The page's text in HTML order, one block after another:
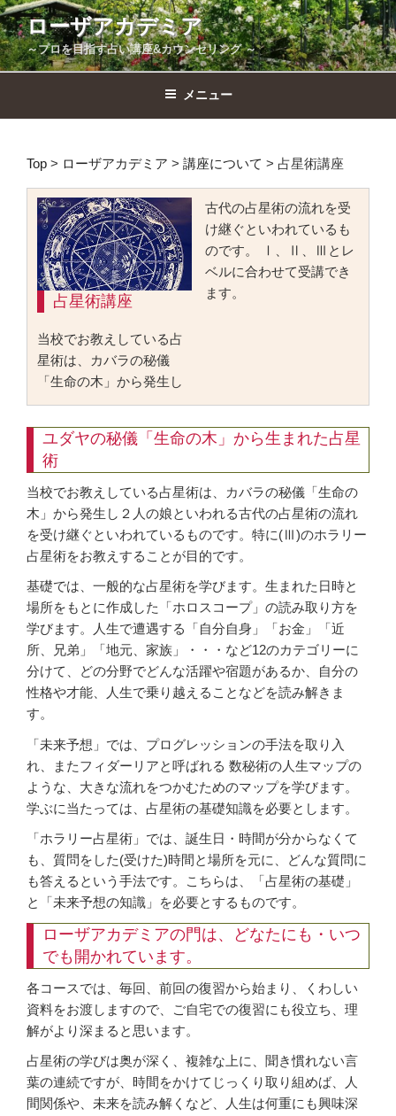
コ
ン
テ
ン
へ
ローザアカデミア
～プロを目指す占い講座&カウンセリング ～
メニュー
Top > ローザアカデミア > 講座について > 占星術講座
占星術講座
当校でお教えしている占
星術は、カバラの秘儀
「生命の木」から発生し
古代の占星術の流れを受
け継ぐといわれているも
のです。 Ⅰ、Ⅱ、Ⅲとレ
ベルに合わせて受講でき
ます。
ユダヤの秘儀「生命の木」から生まれた占星
術
当校でお教えしている占星術は、カバラの秘儀「生命の
木」から発生し２人の娘といわれる古代の占星術の流れ
を受け継ぐといわれているものです。特に(Ⅲ)のホラリー
占星術をお教えすることが目的です。
基礎では、一般的な占星術を学びます。生まれた日時と
場所をもとに作成した「ホロスコープ」の読み取り方を
学びます。人生で遭遇する「自分自身」「お金」「近
所、兄弟」「地元、家族」・・・など12のカテゴリーに
分けて、どの分野でどんな活躍や宿題があるか、自分の
性格や才能、人生で乗り越えることなどを読み解きま
す。
「未来予想」では、プログレッションの手法を取り入
れ、またフィダーリアと呼ばれる 数秘術の人生マップの
ような、大きな流れをつかむためのマップを学びます。
学ぶに当たっては、占星術の基礎知識を必要とします。
「ホラリー占星術」では、誕生日・時間が分からなくて
も、質問をした(受けた)時間と場所を元に、どんな質問に
も答えるという手法です。こちらは、「占星術の基礎」
と「未来予想の知識」を必要とするものです。
ローザアカデミアの門は、どなたにも・いつ
でも開かれています。
各コースでは、毎回、前回の復習から始まり、くわしい
資料をお渡しますので、ご自宅での復習にも役立ち、理
解がより深まると思います。
占星術の学びは奥が深く、複雑な上に、聞き慣れない言
葉の連続ですが、時間をかけてじっくり取り組めば、人
間関係や、未来を読み解くなど、人生は何重にも興味深